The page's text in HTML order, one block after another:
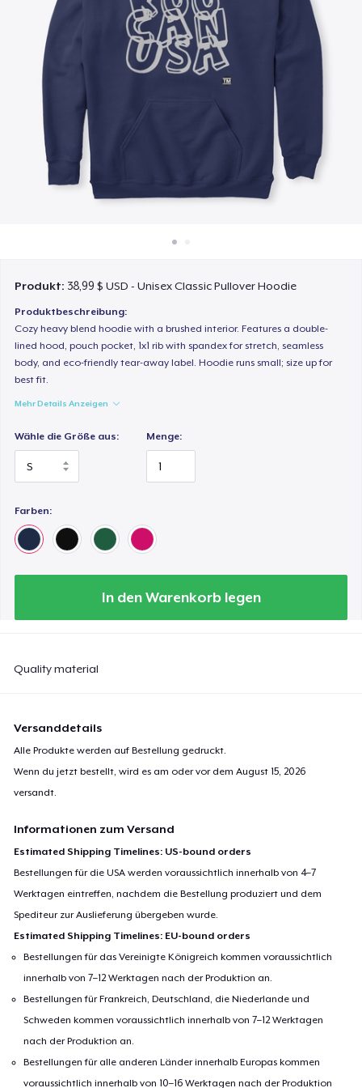
Überall verkaufen
Etwas verkaufen
Produkt: 38,99 $ USD - Unisex Classic Pullover Hoodie
Produktbeschreibung:
Cozy heavy blend hoodie with a brushed interior. Features a double-
lined hood, pouch pocket, 1x1 rib with spandex for stretch, seamless
body, and eco-friendly tear-away label. Hoodie runs small; size up for
best fit.
Mehr Details Anzeigen
Wähle die Größe aus: Menge:
Farben:
In den Warenkorb legen
Quality material
Versanddetails
Alle Produkte werden auf Bestellung gedruckt.
Wenn du jetzt bestellt, wird es am oder vor demAugust 15, 2026
versandt.
Informationen zum Versand
Estimated Shipping Timelines: US-bound orders
Bestellungen für die USA werden voraussichtlich innerhalb von 4–7
Werktagen eintreffen, nachdem die Bestellung produziert und dem
Spediteur zur Auslieferung übergeben wurde.
Estimated Shipping Timelines: EU-bound orders
Bestellungen für das Vereinigte Königreich kommen voraussichtlich
innerhalb von 7–12 Werktagen nach der Produktion an.
Bestellungen für Frankreich, Deutschland, die Niederlande und
Schweden kommen voraussichtlich innerhalb von 7–12 Werktagen
nach der Produktion an.
Bestellungen für alle anderen Länder innerhalb Europas kommen
voraussichtlich innerhalb von 10–16 Werktagen nach der Produktion